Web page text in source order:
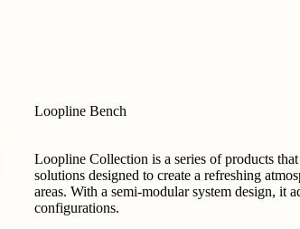
Loopline Bench
Loopline Collection is a series of products
solutions designed to create a refreshing
areas. With a semi-modular system design, it
configurations.